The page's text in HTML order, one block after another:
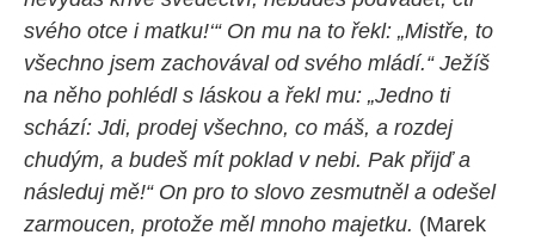
svého otce i matku!‘“ On mu na to řekl: „Mistře, to
všechno jsem zachovával od svého mládí.“ Ježíš
na něho pohlédl s láskou a řekl mu: „Jedno ti
schází: Jdi, prodej všechno, co máš, a rozdej
chudým, a budeš mít poklad v nebi. Pak přijď a
následuj mě!“ On pro to slovo zesmutněl a odešel
zarmoucen, protože měl mnoho majetku. (Marek